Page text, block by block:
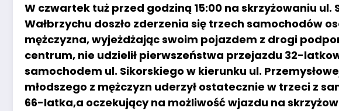
W czwartek tuż przed godziną 15:00 na skrzyżowaniu ul.
Wałbrzychu doszło zderzenia się trzech samochodów
mężczyzna, wyjeżdżając swoim pojazdem z drogi
centrum, nie udzielił pierwszeństwa przejazdu 32-
samochodem ul. Sikorskiego w kierunku ul.
młodszego z mężczyzn uderzył ostatecznie w trzeci z
66-latka,a oczekujący na możliwość wjazdu na